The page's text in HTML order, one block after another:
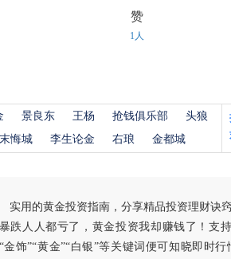
赞
1人
景良东 王杨 抢钱俱乐部
头狼
悔城 李生论金 右琅 金都城
实用的黄金投资指南，分享精品投资理财诀
跌人人都亏了，黄金投资我却赚钱了！支
金饰”“黄金”“白银”等关键词便可知晓即时